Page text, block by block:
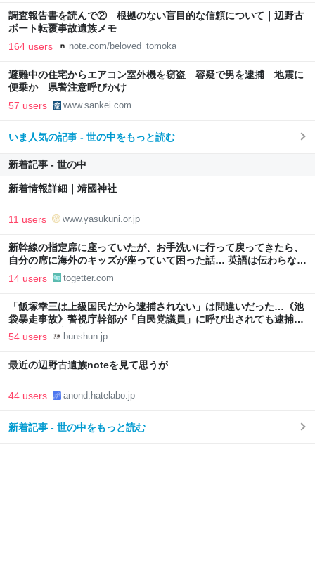
調査報告書を読んで② 根拠のない盲目的な信頼について｜辺野古
ボート転覆事故遺族メモ
164 users note.com/beloved_tomoka
避難中の住宅からエアコン室外機を窃盗 容疑で男を逮捕 地震に
便乗か 県警注意呼びかけ
57 users www.sankei.com
いま人気の記事 - 世の中をもっと読む
新着記事 - 世の中
新着情報詳細｜靖國神社
11 users www.yasukuni.or.jp
新幹線の指定席に座っていたが、お手洗いに行って戻ってきたら、
自分の席に海外のキッズが座っていて困った話… 英語は伝わらない
し、親は周りに見当たらなかった
14 users togetter.com
「飯塚幸三は上級国民だから逮捕されない」は間違いだった…《池
袋暴走事故》警視庁幹部が「自民党議員」に呼び出されても逮捕を
見送った理由 | 文春オンライン
54 users bunshun.jp
最近の辺野古遺族noteを見て思うが
44 users anond.hatelabo.jp
新着記事 - 世の中をもっと読む